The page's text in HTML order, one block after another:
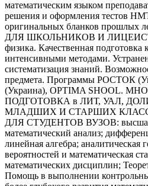
математическим языком
решения и оформления тестов
оригинальных бланков
ДЛЯ ШКОЛЬНИКОВ И
физика. Качественная подготовка
интенсивными методами.
систематизация знаний.
предмета. Программы РОСТОК
(Украина), OPTIMA SHOOL.
ПОДГОТОВКА в ЛИТ, УАЛ,
МЛАДШИХ И СТАРШИХ
ДЛЯ СТУДЕНТОВ ВУЗОВ: высшая
математический анализ;
линейная алгебра; аналитическая
вероятностей и математическая
математических дисциплин;
Помощь в выполнении